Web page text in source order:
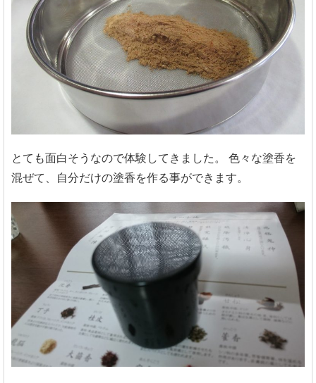
とても面白そうなので体験してきました。
色々な塗香を
混ぜて、自分だけの塗香を作る事ができます。